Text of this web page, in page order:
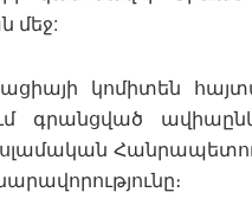
մեջ:
կոմիտեն
գրանցված